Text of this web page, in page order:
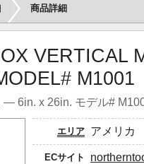
商品詳細
VERTICAL
M1001
6in. x 26in. モデル#
エリア アメリカ
ECサイト